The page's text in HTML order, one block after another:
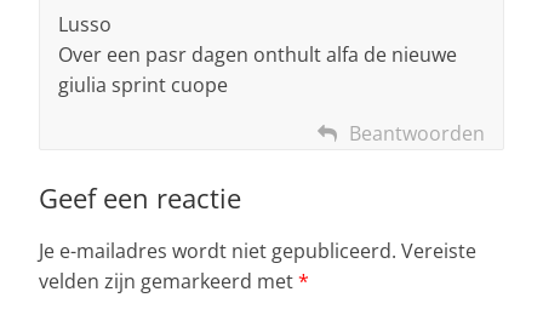
Lusso
Over een pasr dagen onthult alfa de nieuwe
giulia sprint cuope
Beantwoorden
Geef een reactie
Je e-mailadres wordt niet gepubliceerd. Vereiste
velden zijn gemarkeerd met*